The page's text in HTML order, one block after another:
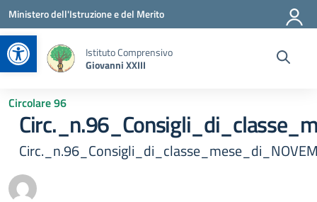
Apri la barra degli strumenti
Vai ai contenuti
Vai al menu di navigazione
Vai al footer
Ministero dell'Istruzione e del Merito
Istituto Comprensivo
Giovanni XXIII
Circolare 96